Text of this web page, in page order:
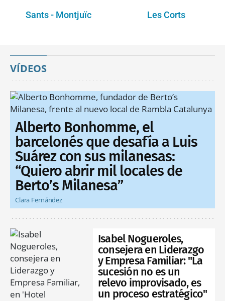
Sants - Montjuïc Les Corts
VÍDEOS
Alberto Bonhomme, el
barcelonés que desafía a Luis
Suárez con sus milanesas:
“Quiero abrir mil locales de
Berto’s Milanesa”
Clara Fernández
Isabel Nogueroles,
consejera en Liderazgo
y Empresa Familiar: "La
sucesión no es un
relevo improvisado, es
un proceso estratégico"